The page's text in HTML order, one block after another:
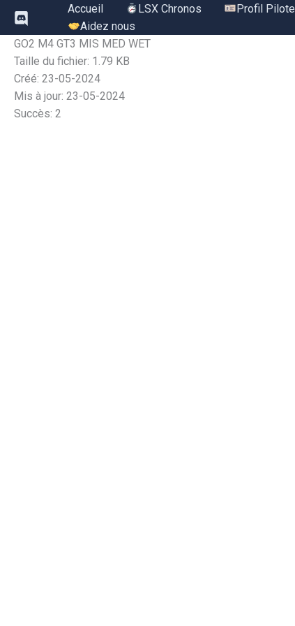
Aller
contenu
Accueil LSX Chronos Profil Pilote
Aidez nous
GO2 M4 GT3 MIS MED WET
Taille du fichier: 1.79 KB
Créé: 23-05-2024
Mis à jour: 23-05-2024
Succès: 2